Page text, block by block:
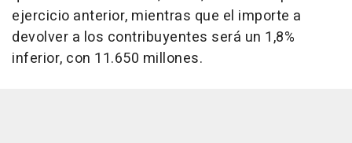
ejercicio anterior, mientras que el importe a
devolver a los contribuyentes será un 1,8%
inferior, con 11.650 millones.